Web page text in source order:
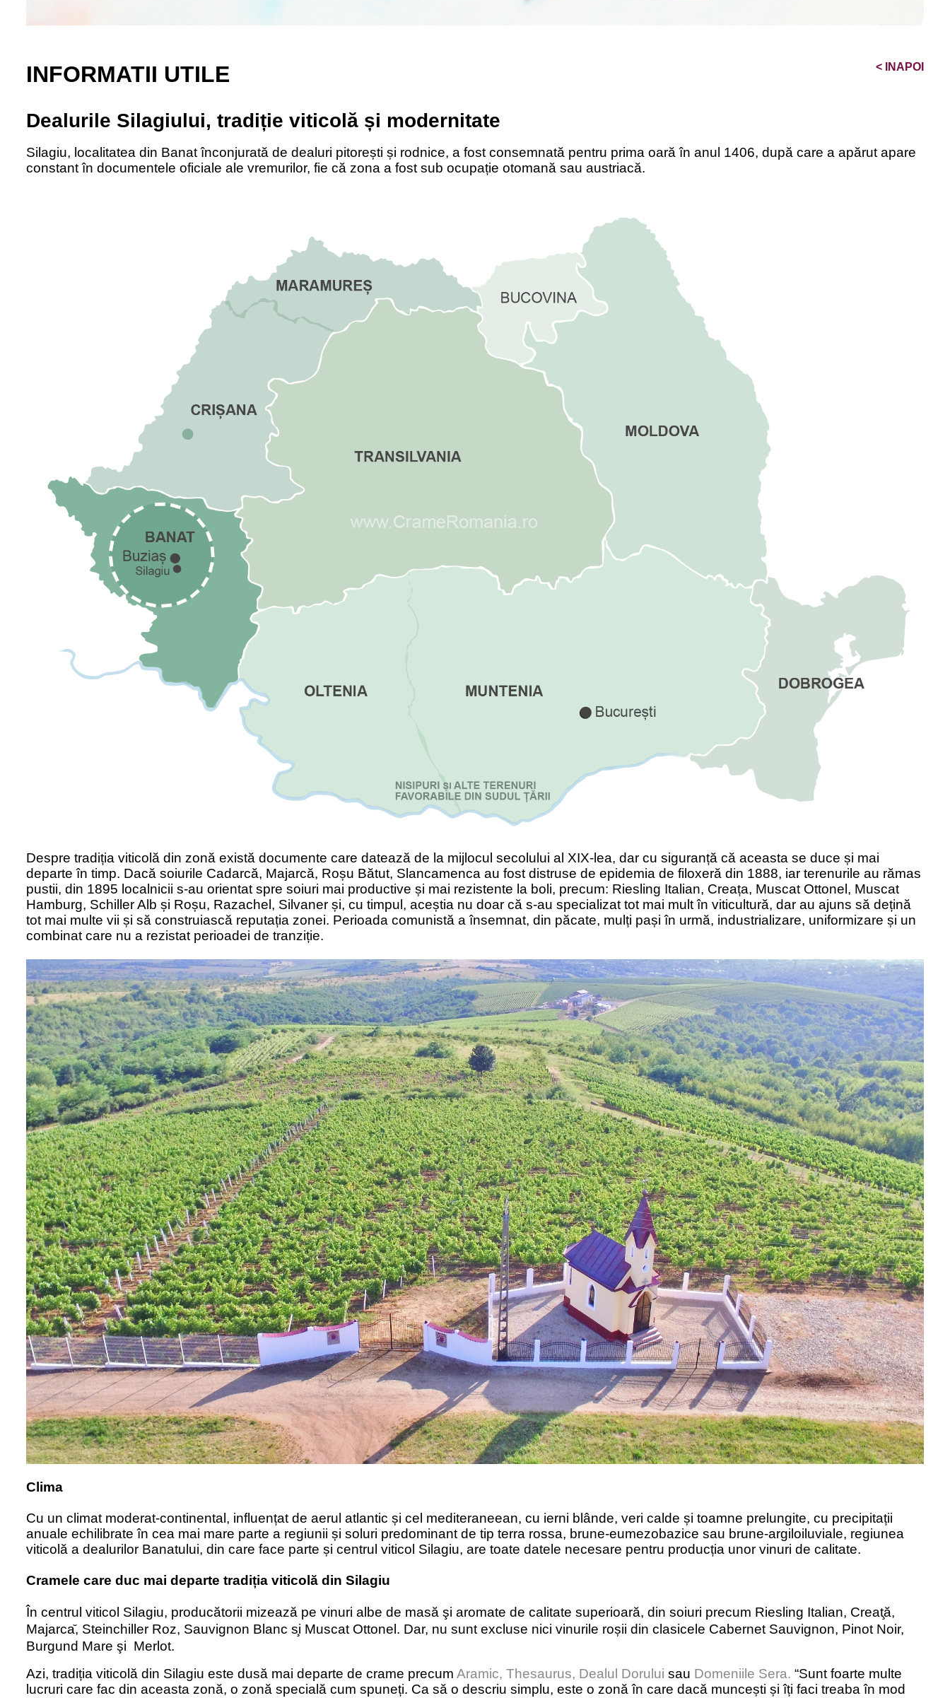
< INAPOI
INFORMATII UTILE
Dealurile Silagiului, tradiție viticolă și modernitate
Silagiu, localitatea din Banat înconjurată de dealuri pitorești și rodnice, a fost consemnată pentru prima oară în anul 1406, după care a apărut apare
constant în documentele oficiale ale vremurilor, fie că zona a fost sub ocupație otomană sau austriacă.
Despre tradiția viticolă din zonă există documente care datează de la mijlocul secolului al XIX-lea, dar cu siguranță că aceasta se duce și mai
departe în timp. Dacă soiurile Cadarcă, Majarcă, Roșu Bătut, Slancamenca au fost distruse de epidemia de filoxeră din 1888, iar terenurile au rămas
pustii, din 1895 localnicii s-au orientat spre soiuri mai productive și mai rezistente la boli, precum: Riesling Italian, Creața, Muscat Ottonel, Muscat
Hamburg, Schiller Alb și Roșu, Razachel, Silvaner și, cu timpul, aceștia nu doar că s-au specializat tot mai mult în viticultură, dar au ajuns să dețină
tot mai multe vii și să construiască reputația zonei. Perioada comunistă a însemnat, din păcate, mulți pași în urmă, industrializare, uniformizare și un
combinat care nu a rezistat perioadei de tranziție.
Clima
Cu un climat moderat-continental, influențat de aerul atlantic și cel mediteraneean, cu ierni blânde, veri calde și toamne prelungite, cu precipitații
anuale echilibrate în cea mai mare parte a regiunii și soluri predominant de tip terra rossa, brune-eumezobazice sau brune-argiloiluviale, regiunea
viticolă a dealurilor Banatului, din care face parte și centrul viticol Silagiu, are toate datele necesare pentru producția unor vinuri de calitate.
Cramele care duc mai departe tradiția viticol ă din Silagiu
În centrul viticol Silagiu, producătorii mizează pe vinuri albe de masă şi aromate de calitate superioară, din soiuri precum Riesling Italian, Creaţă,
Majarca, Steinchiller Roz, Sauvignon Blanc si Muscat Ottonel. Dar, nu sunt excluse nici vinurile roșii din clasicele Cabernet Sauvignon, Pinot Noir,
Burgund Mare şi Merlot.
Azi, tradiția viticol ă din Silagiu este dusă mai departe de crame precum Aramic, Thesaurus, Dealul Dorului sau Domeniile Sera. “Sunt foarte multe
lucruri care fac din aceasta zonă, o zonă special ă cum spuneți. Ca să o descriu simplu, este o zonă în care dacă muncești și îți faci treaba în mod